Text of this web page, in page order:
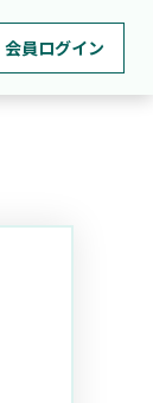
会員ログイン